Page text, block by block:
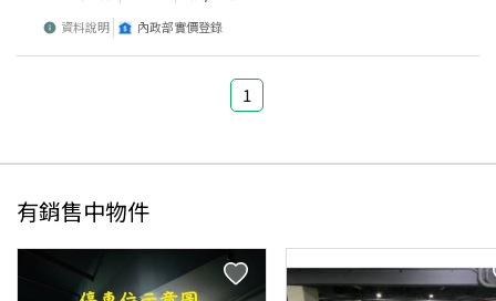
資料說明 內政部實價登錄
1
有銷售中物件